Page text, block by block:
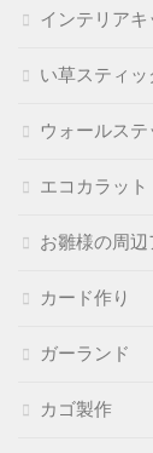
インテリア
い草スティ
ウォールステ
エコカラット
お雛様の周辺
カード作り
ガーランド
カゴ製作